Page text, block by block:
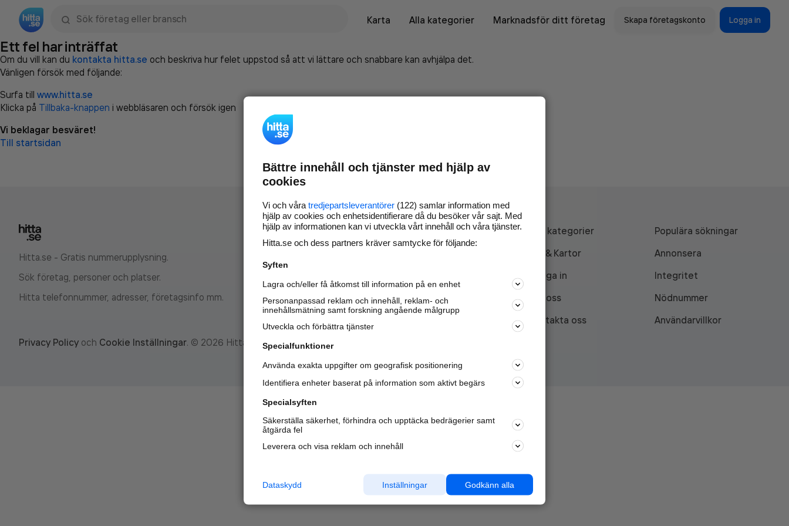
Karta
Alla kategorier Marknadsför ditt företag Skapa företagskonto Logga in
Ett fel har inträffat
Om du vill kan du kontakta hitta.se och beskriva hur felet uppstod så att vi lättare och snabbare kan avhjälpa det.
Vänligen försök med följande:
Surfa till www.hitta.se
Klicka på Tillbaka-knappen i webbläsaren och försök igen
Vi beklagar besväret!
Till startsidan
Hitta.se - Gratis nummerupplysning.
Sök företag, personer och platser.
Hitta telefonnummer, adresser, företagsinfo mm.
Marknadsför företaget på
nya kunder och
samarbetspartners nära dig.
Läs mer här
Alla kategorier
Populära sökningar
API & Kartor
Annonsera
Logga in
Integritet
Om oss
Nödnummer
Kontakta oss
Användarvillkor
Privacy Policy och Cookie Inställningar. © 2026 Hitta.se
Bättre innehåll och tjänster med hjälp av
cookies
Vi och våra tredjepartsleverantörer (122) samlar information med
hjälp av cookies och enhetsidentifierare då du besöker vår sajt. Med
hjälp av informationen kan vi utveckla vårt innehåll och våra tjänster.
Hitta.se och dess partners kräver samtycke för följande:
Syften
Lagra och/eller få åtkomst till information på en enhet
Personanpassad reklam och innehåll, reklam- och
innehållsmätning samt forskning angående målgrupp
Utveckla och förbättra tjänster
Specialfunktioner
Använda exakta uppgifter om geografisk positionering
Identifiera enheter baserat på information som aktivt begärs
Specialsyften
Säkerställa säkerhet, förhindra och upptäcka bedrägerier samt
åtgärda fel
Leverera och visa reklam och innehåll
Godkänn alla
Inställningar
Dataskydd